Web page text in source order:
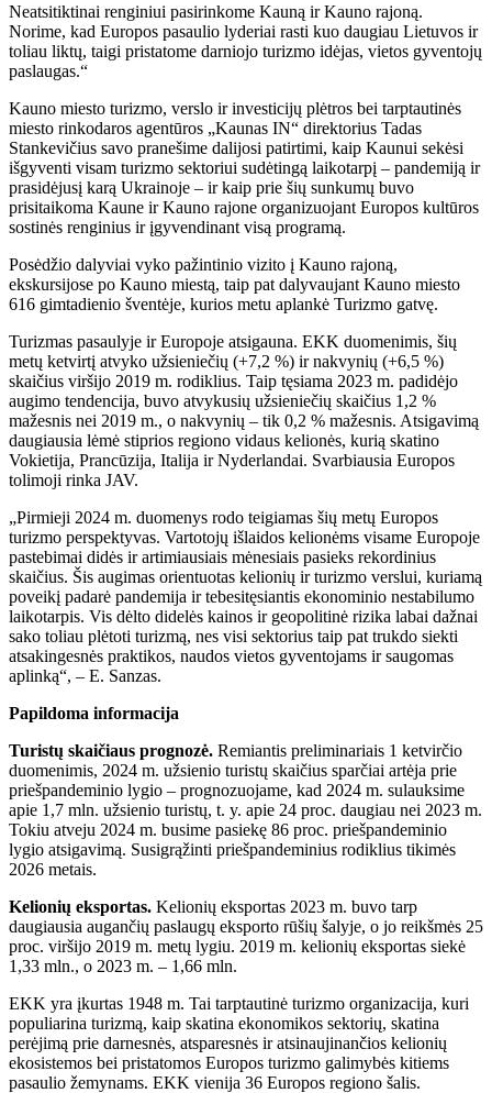
Neatsitiktinai renginiui pasirinkome Kauną ir Kauno rajoną.
Norime, kad Europos pasaulio lyderiai rasti kuo daugiau Lietuvos ir
toliau liktų, taigi pristatome darniojo turizmo idėjas, vietos gyventojų
paslaugas.“
Kauno miesto turizmo, verslo ir investicijų plėtros bei tarptautinės
miesto rinkodaros agentūros „Kaunas IN“ direktorius Tadas
Stankevičius savo pranešime dalijosi patirtimi, kaip Kaunui sekėsi
išgyventi visam turizmo sektoriui sudėtingą laikotarpį – pandemiją ir
prasidėjusį karą Ukrainoje – ir kaip prie šių sunkumų buvo
prisitaikoma Kaune ir Kauno rajone organizuojant Europos kultūros
sostinės renginius ir įgyvendinant visą programą.
Posėdžio dalyviai vyko pažintinio vizito į Kauno rajoną,
ekskursijose po Kauno miestą, taip pat dalyvaujant Kauno miesto
616 gimtadienio šventėje, kurios metu aplankė Turizmo gatvę.
Turizmas pasaulyje ir Europoje atsigauna. EKK duomenimis, šių
metų ketvirtį atvyko užsieniečių (+7,2 %) ir nakvynių (+6,5 %)
skaičius viršijo 2019 m. rodiklius. Taip tęsiama 2023 m. padidėjo
augimo tendencija, buvo atvykusių užsieniečių skaičius 1,2 %
mažesnis nei 2019 m., o nakvynių – tik 0,2 % mažesnis. Atsigavimą
daugiausia lėmė stiprios regiono vidaus kelionės, kurią skatino
Vokietija, Prancūzija, Italija ir Nyderlandai. Svarbiausia Europos
tolimoji rinka JAV.
„Pirmieji 2024 m. duomenys rodo teigiamas šių metų Europos
turizmo perspektyvas. Vartotojų išlaidos kelionėms visame Europoje
pastebimai didės ir artimiausiais mėnesiais pasieks rekordinius
skaičius. Šis augimas orientuotas kelionių ir turizmo verslui, kuriamą
poveikį padarė pandemija ir tebesitęsiantis ekonominio nestabilumo
laikotarpis. Vis dėlto didelės kainos ir geopolitinė rizika labai dažnai
sako toliau plėtoti turizmą, nes visi sektorius taip pat trukdo siekti
atsakingesnės praktikos, naudos vietos gyventojams ir saugomas
aplinką“, – E. Sanzas.
Papildoma informacija
Turistų skaičiaus prognozė. Remiantis preliminariais 1 ketvirčio
duomenimis, 2024 m. užsienio turistų skaičius sparčiai artėja prie
priešpandeminio lygio – prognozuojame, kad 2024 m. sulauksime
apie 1,7 mln. užsienio turistų, t. y. apie 24 proc. daugiau nei 2023 m.
Tokiu atveju 2024 m. busime pasiekę 86 proc. priešpandeminio
lygio atsigavimą. Susigrąžinti priešpandeminius rodiklius tikimės
2026 metais.
Kelionių eksportas. Kelionių eksportas 2023 m. buvo tarp
daugiausia augančių paslaugų eksporto rūšių šalyje, o jo reikšmės 25
proc. viršijo 2019 m. metų lygiu. 2019 m. kelionių eksportas siekė
1,33 mln., o 2023 m. – 1,66 mln.
EKK yra įkurtas 1948 m. Tai tarptautinė turizmo organizacija, kuri
populiarina turizmą, kaip skatina ekonomikos sektorių, skatina
perėjimą prie darnesnės, atsparesnės ir atsinaujinančios kelionių
ekosistemos bei pristatomos Europos turizmo galimybės kitiems
pasaulio žemynams. EKK vienija 36 Europos regiono šalis.